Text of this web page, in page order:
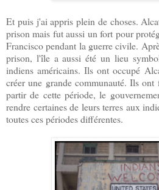
Et puis j'ai appris plein de choses.
prison mais fut aussi un fort pour
Francisco pendant la guerre civile.
prison, l'île a aussi été un lieu
indiens américains. Ils ont occupé
créer une grande communauté. Ils
partir de cette période, le
rendre certaines de leurs terres aux
toutes ces périodes différentes.